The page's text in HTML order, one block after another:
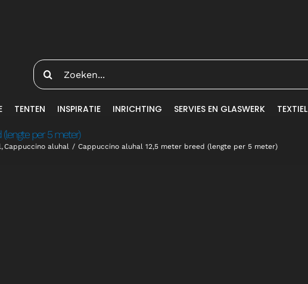
Zoeken
naar:
TENTEN INSPIRATIE INRICHTING SERVIES EN GLASWERK TEXTIEL
per 5 meter)
Cappuccino aluhal Cappuccino aluhal 12,5 meter breed (lengte per 5 meter)